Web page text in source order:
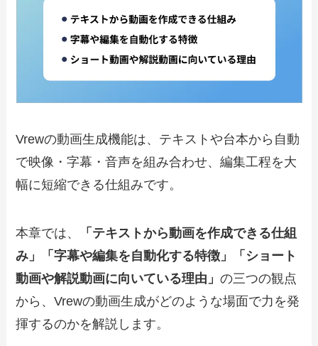
Vrewの動画生成機能は、テキストや台本から自動
で映像・字幕・音声を組み合わせ、編集工程を大
幅に短縮できる仕組みです。
本章では、
「テキストから動画を作成できる仕組
み」「字幕や編集を自動化する特徴」「ショート
動画や解説動画に向いている理由」の三つの観点
から、Vrewの動画生成がどのような場面で力を発
揮するのかを解説します。